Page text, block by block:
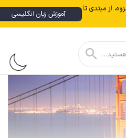
از مبتدی تا
آموزش زبان انگلیسی